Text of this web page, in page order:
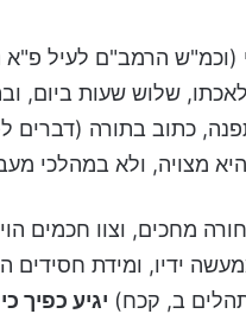
(וכמ"ש הרמב"ם לעיל פ"א
שלוש שעות ביום,
כתוב בתורה (דברים
מצויה, ולא במהלכי
מחכים, וצוו חכמים
ידיו, ומידת חסידים
ב, קכח) יגיע כפיך